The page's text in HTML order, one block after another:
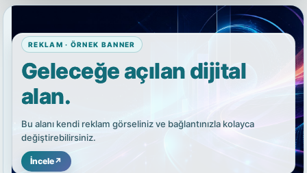
REKLAM · ÖRNEK BANNER
Geleceğe açılan dijital
alan.
Bu alanı kendi reklam görseliniz ve bağlantınızla kolayca
değiştirebilirsiniz.
İncele↗